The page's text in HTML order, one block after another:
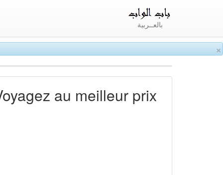
×
بالعــربية
au meilleur prix